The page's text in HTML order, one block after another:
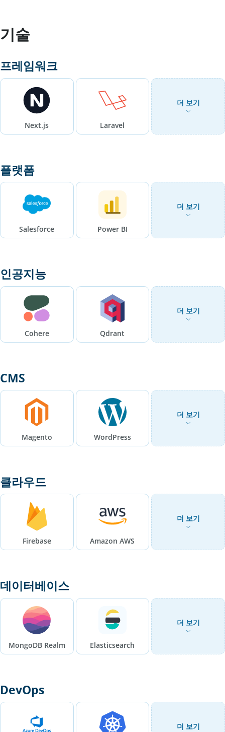
기술
프레임워크
Next.js Laravel
더 보기
플랫폼
Salesforce Power BI
더 보기
인공지능
Cohere Qdrant
더 보기
CMS
Magento WordPress
더 보기
클라우드
Firebase Amazon AWS
더 보기
데이터베이스
MongoDB Realm Elasticsearch
더 보기
DevOps
더 보기